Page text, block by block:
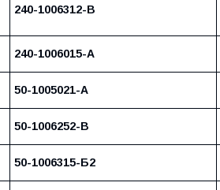
240-1006312-В
240-1006015-А
50-1005021-А
50-1006252-В
50-1006315-Б2